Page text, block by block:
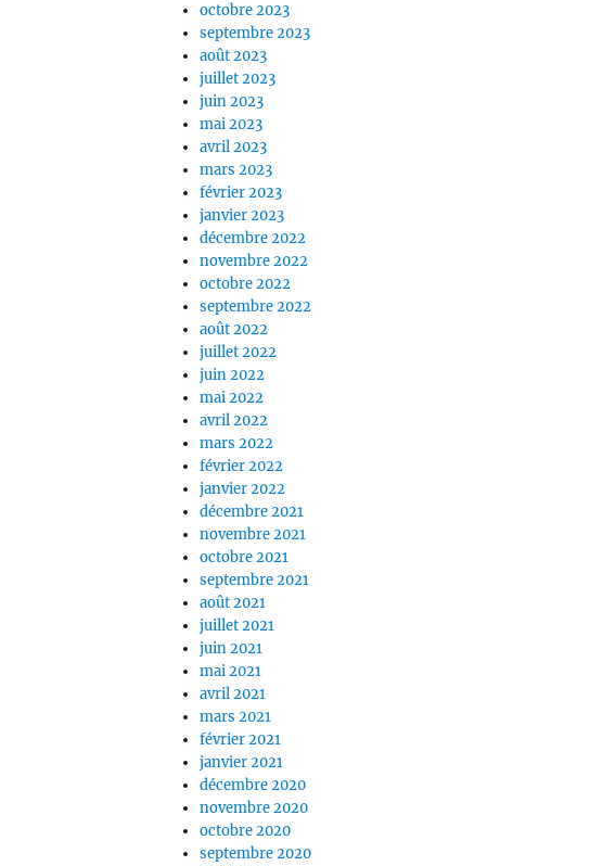
octobre 2023
septembre 2023
août 2023
juillet 2023
juin 2023
mai 2023
avril 2023
mars 2023
février 2023
janvier 2023
décembre 2022
novembre 2022
octobre 2022
septembre 2022
août 2022
juillet 2022
juin 2022
mai 2022
avril 2022
mars 2022
février 2022
janvier 2022
décembre 2021
novembre 2021
octobre 2021
septembre 2021
août 2021
juillet 2021
juin 2021
mai 2021
avril 2021
mars 2021
février 2021
janvier 2021
décembre 2020
novembre 2020
octobre 2020
septembre 2020